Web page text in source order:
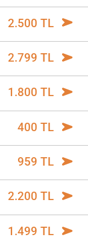
2.500 TL
2.799 TL
1.800 TL
400 TL
959 TL
2.200 TL
1.499 TL